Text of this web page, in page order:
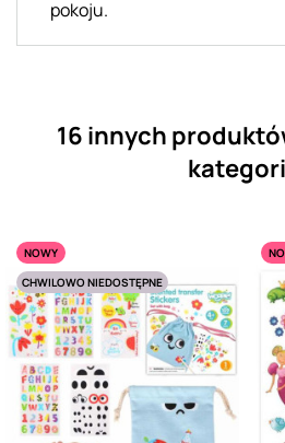
pokoju.
16 innych
NOWY
CHWILOWO NIEDOSTĘPNE